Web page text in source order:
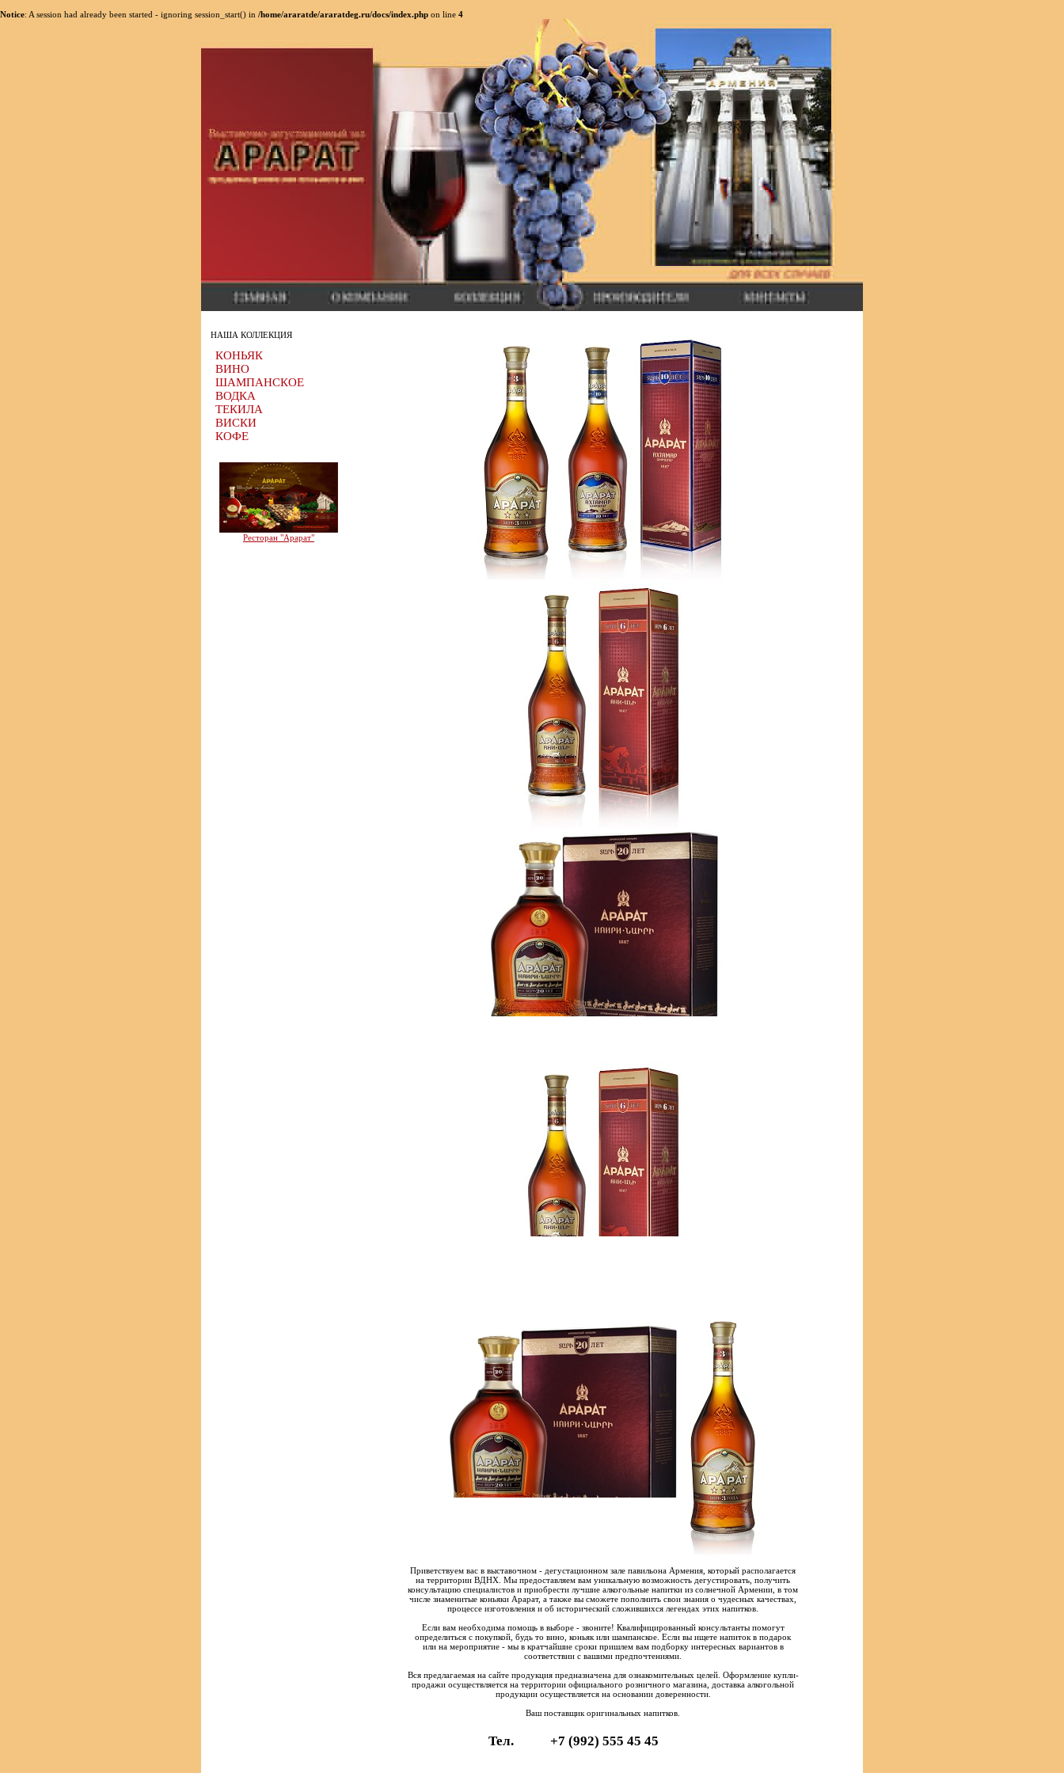
Notice: A session had already been started - ignoring session_start() in /home/araratde/araratdeg.ru/docs/index.php on line 4
НАША КОЛЛЕКЦИЯ
КОНЬЯК
ВИНО
ШАМПАНСКОЕ
ВОДКА
ТЕКИЛА
ВИСКИ
КОФЕ
Ресторан "Арарат"
Приветствуем вас в выставочном - дегустационном зале павильона Армения, который располагается
на территории ВДНХ. Мы предоставляем вам уникальную возможность дегустировать, получить
консультацию специалистов и приобрести лучшие алкогольные напитки из солнечной Армении, в том
числе знаменитые коньяки Арарат, а также вы сможете пополнить свои знания о чудесных качествах,
процессе изготовления и об исторический сложившихся легендах этих напитков.
Если вам необходима помощь в выборе - звоните! Квалифицированный консультанты помогут
определиться с покупкой, будь то вино, коньяк или шампанское. Если вы ищете напиток в подарок
или на мероприятие - мы в кратчайшие сроки пришлем вам подборку интересных вариантов в
соответствии с вашими предпочтениями.
Вся предлагаемая на сайте продукция предназначена для ознакомительных целей. Оформление купли-
продажи осуществляется на территории официального розничного магазина, доставка алкогольной
продукции осуществляется на основании доверенности.
Ваш поставщик оригинальных напитков.
Тел. +7 (992) 555 45 45